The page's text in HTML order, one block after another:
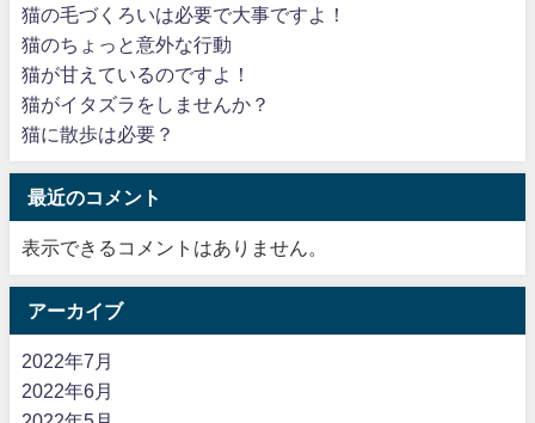
猫の毛づくろいは必要で大事ですよ！
猫のちょっと意外な行動
猫が甘えているのですよ！
猫がイタズラをしませんか？
猫に散歩は必要？
最近のコメント
表示できるコメントはありません。
アーカイブ
2022年7月
2022年6月